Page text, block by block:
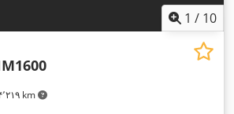
1 / 10
۴٬۲۱۹ km